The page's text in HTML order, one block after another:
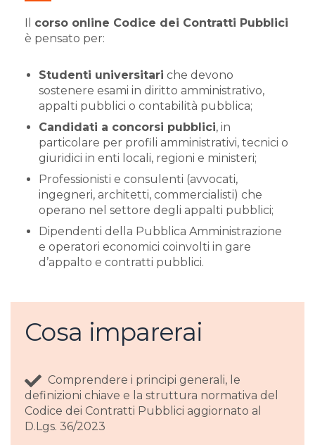
corso online Codice dei Contratti Pubblici
è pensato per:
Studenti universitari che devono
sostenere esami in diritto amministrativo,
appalti pubblici o contabilità pubblica;
Candidati a concorsi pubblici, in
particolare per profili amministrativi, tecnici o
giuridici in enti locali, regioni e ministeri;
Professionisti e consulenti (avvocati,
ingegneri, architetti, commercialisti) che
operano nel settore degli appalti pubblici;
Dipendenti della Pubblica Amministrazione
e operatori economici coinvolti in gare
d’appalto e contratti pubblici.
Cosa imparerai
Comprendere i principi generali, le
definizioni chiave e la struttura normativa del
Codice dei Contratti Pubblici aggiornato al
D.Lgs. 36/2023